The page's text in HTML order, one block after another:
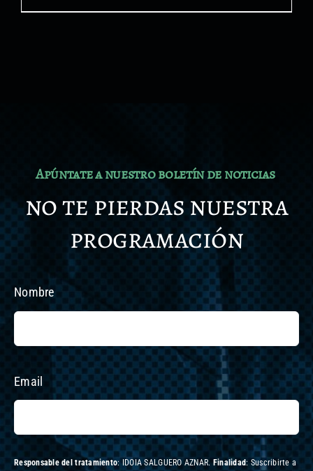
Apúntate a nuestro boletín de noticias
no te pierdas nuestra
programación
Nombre
Email
Responsable del tratamiento: IDOIA SALGUERO AZNAR. Finalidad: Suscribirte a